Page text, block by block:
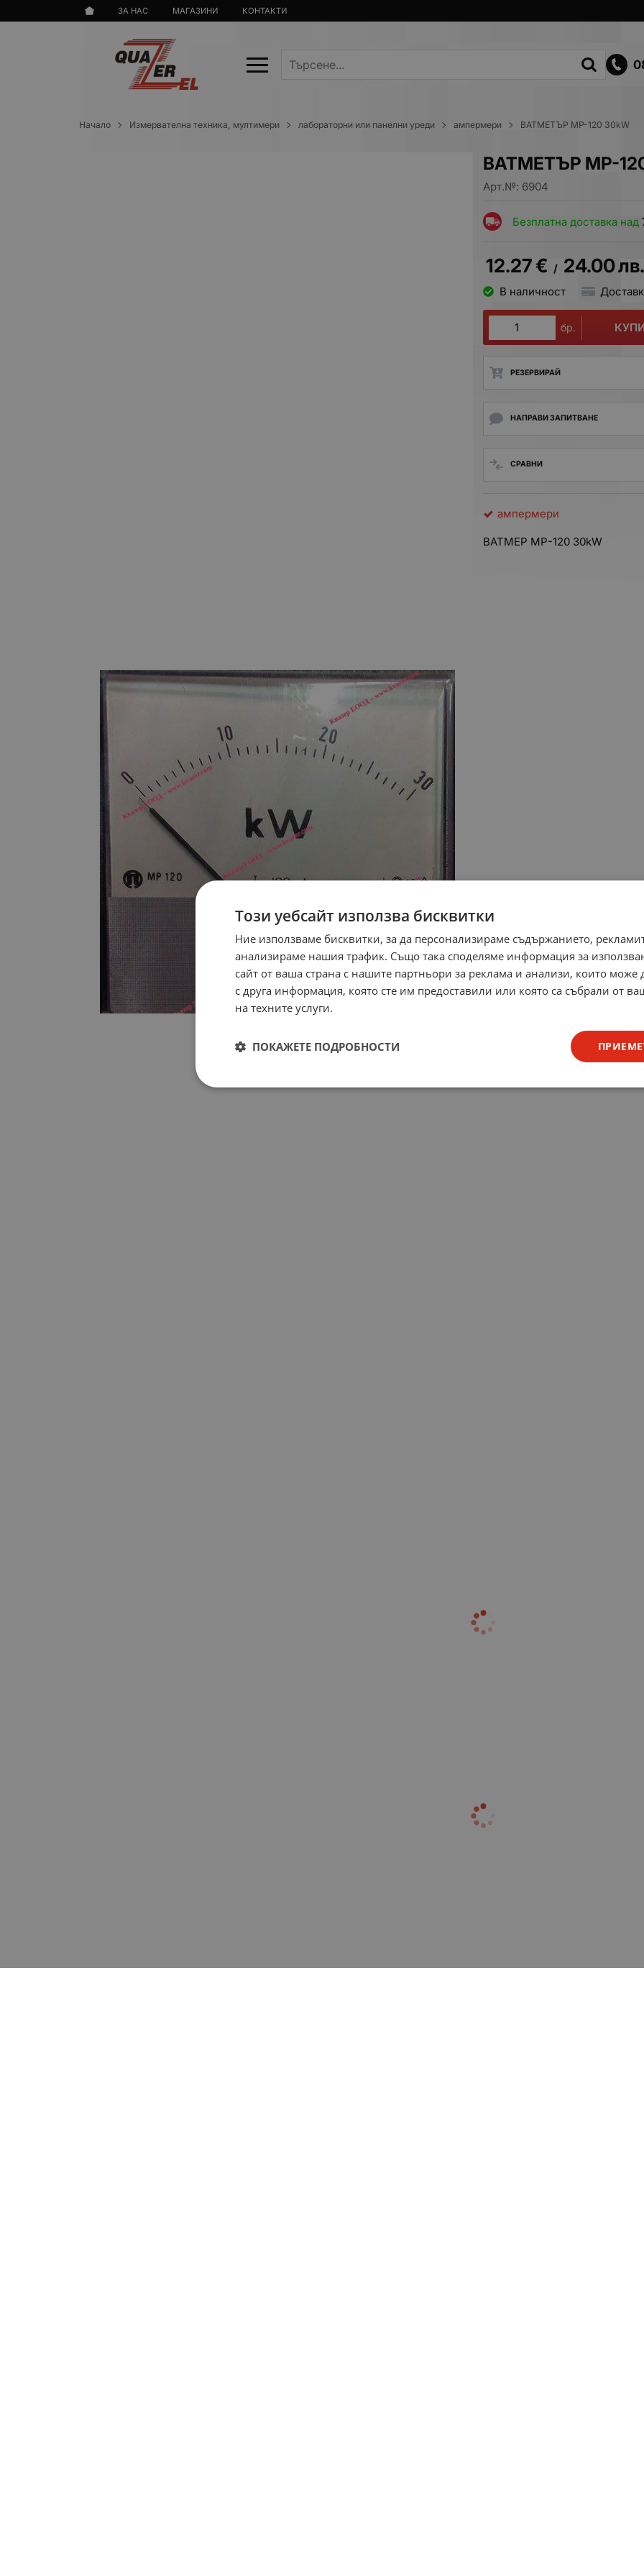
ЗА НАС МАГАЗИНИ КОНТАКТИ
Начало Измервателна техника, мултимери лабораторни или панелни уреди ампермери ВАТМЕТЪР MP-120 30kW
ВАТМЕТЪР MP-
Арт.№: 6904
Безплатна доставка над
12.27€ / 24.00лв.
В наличност
бр.
РЕЗЕРВИРАЙ
НАПРАВИ ЗАПИТВАНЕ
СРАВНИ
ампермери
ВАТМЕР МР-120 30kW
Този уебсайт използва бисквитки
Ние използваме бисквитки, за да персонализираме съдържанието,
анализираме нашия трафик. Също така споделяме информация за
сайт от ваша страна с нашите партньори за реклама и анализи, които може
с друга информация, която сте им предоставили или която са събрали от
на техните услуги.
ПОКАЖЕТЕ ПОДРОБНОСТИ